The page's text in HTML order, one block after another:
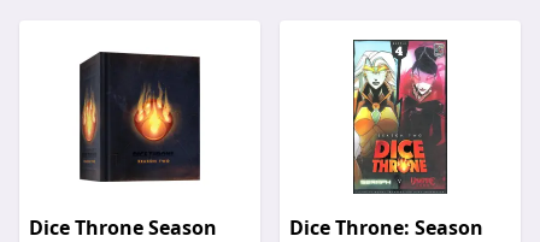
Dice Throne Season
Dice Throne: Season